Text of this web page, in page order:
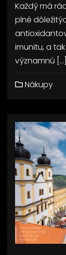
Každý má
plné
imunitu, a
významnú […]
Nákupy